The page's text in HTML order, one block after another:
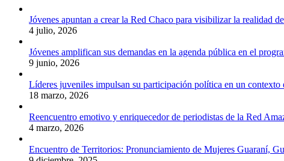
Jóvenes apuntan a crear la Red Chaco para visibilizar la realidad
4 julio, 2026
Jóvenes amplifican sus demandas en la agenda pública en el
9 junio, 2026
Líderes juveniles impulsan su participación política en un contexto
18 marzo, 2026
Reencuentro emotivo y enriquecedor de periodistas de la Red
4 marzo, 2026
Encuentro de Territorios: Pronunciamiento de Mujeres Guaraní,